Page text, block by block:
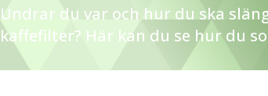
Undrar du var och hur du ska
kaffefilter? Här kan du se hur du